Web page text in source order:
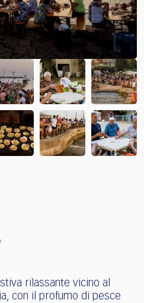
rilassante vicino al
con il profumo di pesce